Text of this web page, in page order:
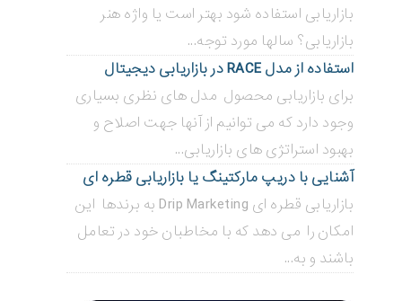
بازاریابی استفاده شود بهتر است یا واژه هنر
بازاریابی؟ سالها مورد توجه...
استفاده از مدل RACE در بازاریابی دیجیتال
برای بازاریابی محصول مدل های نظری بسیاری
وجود دارد که می توانیم از آنها جهت اصلاح و
بهبود استراتژی های بازاریابی...
آشنایی با دریپ مارکتینگ یا بازاریابی قطره ای
بازاریابی قطره ای Drip Marketing به برندها این
امکان را می دهد که با مخاطبان خود در تعامل
باشند و به...